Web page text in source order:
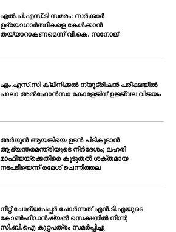
എൽ.പി.എസ്.ടി സമരം: സർക്കാർ
ഉദ്യോഗാർത്ഥികളെ കേൾക്കാൻ
തയ്യാറാകണമെന്ന് വി.കെ. സനോജ്
എം.എസ്.സി ക്ലിനിക്കൽ ന്യൂട്രിഷൻ പരീക്ഷയിൽ
പാലാ അൽഫോൻസാ കോളേജിന് ഉജ്ജ്വല വിജയം
അർജുൻ ആയങ്കിയെ ഉടൻ പിടികൂടാൻ
ആഭ്യന്തരമന്ത്രിയുടെ നിർദേശം; ലഹരി
മാഫിയയ്ക്കെതിരെ കൂടുതൽ ശക്തമായ
നടപടിയെന്ന് രമേശ് ചെന്നിത്തല
നീറ്റ് ചോദ്യപേപ്പർ ചോർന്നത് എൻ.ടി.എയുടെ
കോൺഫിഡൻഷ്യൽ സെക്ഷനിൽ നിന്ന്;
സി.ബി.ഐ കുറ്റപത്രം സമർപ്പിച്ചു